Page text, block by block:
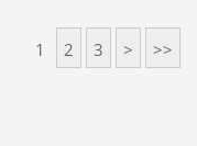
1 2 3 > >>